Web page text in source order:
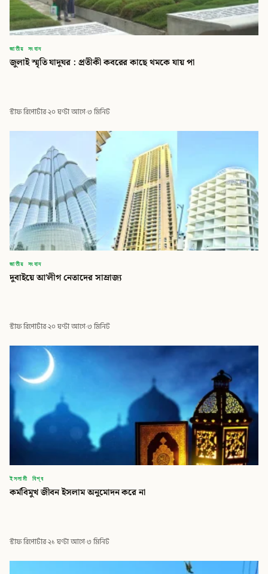
জাতীয় সংবাদ
জুলাই স্মৃতি যাদুঘর : প্রতীকী কবরের কাছে থমকে যায় পা
স্টাফ রিপোর্টার·২০ ঘণ্টা আগে·৩ মিনিট
জাতীয় সংবাদ
দুবাইয়ে আ’লীগ নেতাদের সাম্রাজ্য
স্টাফ রিপোর্টার·২০ ঘণ্টা আগে·৩ মিনিট
ইসলামী বিশ্ব
কর্মবিমুখ জীবন ইসলাম অনুমোদন করে না
স্টাফ রিপোর্টার·২১ ঘণ্টা আগে·৩ মিনিট